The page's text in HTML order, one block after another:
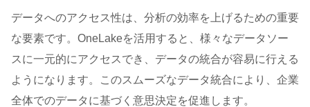
データへのアクセス性は、分析の効率を上げるための重要
な要素です。OneLakeを活用すると、様々なデータソー
スに一元的にアクセスでき、データの統合が容易に行える
ようになります。このスムーズなデータ統合により、企業
全体でのデータに基づく意思決定を促進します。